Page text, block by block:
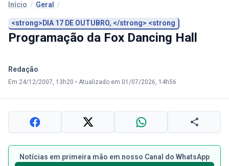
Início / Geral /
<strong>DIA 17 DE OUTUBRO, </strong> <strong
Programação da Fox Dancing Hall
Redação
Em 24/12/2007, 13h20 • Atualizado em 01/07/2026, 14h56
Notícias em primeira mão em nosso Canal do WhatsApp